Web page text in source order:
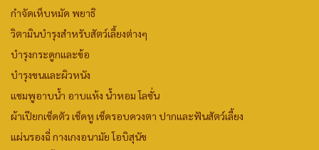
กำจัดเห็บหมัด พยาธิ
วิตามินบำรุงสำหรับสัตว์เลี้ยงต่างๆ
บำรุงกระดูกและข้อ
บำรุงขนและผิวหนัง
แชมพูอาบน้ำ อาบแห้ง น้ำหอม โลชั่น
ผ้าเปียกเช็ดตัว เช็ดหู เช็ดรอบดวงตา ปากและฟันสัตว์เลี้ยง
แผ่นรองฉี่กางเกงอนามัย โอบิสุนัข